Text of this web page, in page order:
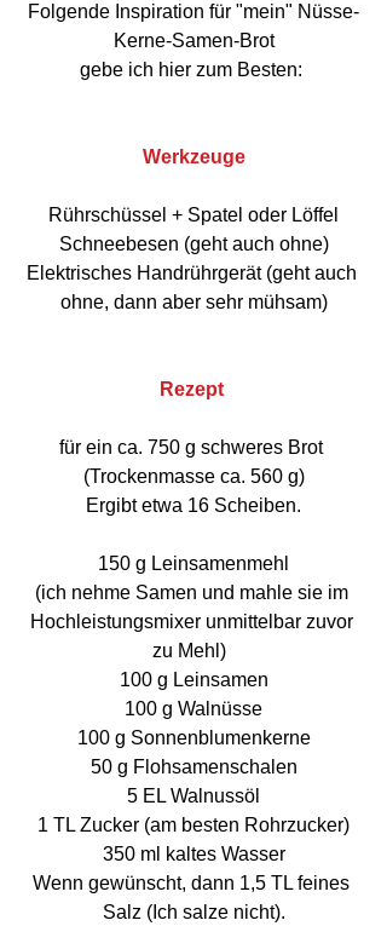
Folgende Inspiration für "mein" Nüsse-
Kerne-Samen-Brot
gebe ich hier zum Besten:
Werkzeuge
Rührschüssel + Spatel oder Löffel
Schneebesen (geht auch ohne)
Elektrisches Handrührgerät (geht auch
ohne, dann aber sehr mühsam)
Rezept
für ein ca. 750 g schweres Brot
(Trockenmasse ca. 560 g)
Ergibt etwa 16 Scheiben.
150 g Leinsamenmehl
(ich nehme Samen und mahle sie im
Hochleistungsmixer unmittelbar zuvor
zu Mehl)
100 g Leinsamen
100 g Walnüsse
100 g Sonnenblumenkerne
50 g Flohsamenschalen
5 EL Walnussöl
1 TL Zucker (am besten Rohrzucker)
350 ml kaltes Wasser
Wenn gewünscht, dann 1,5 TL feines
Salz (Ich salze nicht).